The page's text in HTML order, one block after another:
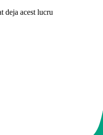
deja acest lucru